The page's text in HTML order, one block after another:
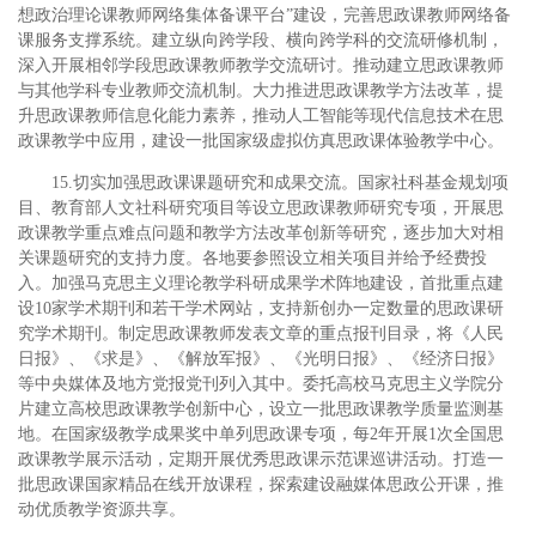
想政治理论课教师网络集体备课平台”建设，完善思政课教师网络备
课服务支撑系统。建立纵向跨学段、横向跨学科的交流研修机制，
深入开展相邻学段思政课教师教学交流研讨。推动建立思政课教师
与其他学科专业教师交流机制。大力推进思政课教学方法改革，提
升思政课教师信息化能力素养，推动人工智能等现代信息技术在思
政课教学中应用，建设一批国家级虚拟仿真思政课体验教学中心。
15.切实加强思政课课题研究和成果交流。国家社科基金规划项
目、教育部人文社科研究项目等设立思政课教师研究专项，开展思
政课教学重点难点问题和教学方法改革创新等研究，逐步加大对相
关课题研究的支持力度。各地要参照设立相关项目并给予经费投
入。加强马克思主义理论教学科研成果学术阵地建设，首批重点建
设10家学术期刊和若干学术网站，支持新创办一定数量的思政课研
究学术期刊。制定思政课教师发表文章的重点报刊目录，将《人民
日报》、《求是》、《解放军报》、《光明日报》、《经济日报》
等中央媒体及地方党报党刊列入其中。委托高校马克思主义学院分
片建立高校思政课教学创新中心，设立一批思政课教学质量监测基
地。在国家级教学成果奖中单列思政课专项，每2年开展1次全国思
政课教学展示活动，定期开展优秀思政课示范课巡讲活动。打造一
批思政课国家精品在线开放课程，探索建设融媒体思政公开课，推
动优质教学资源共享。